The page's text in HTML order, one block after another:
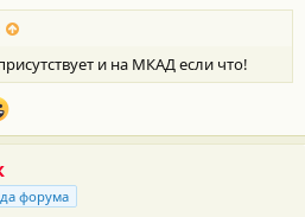
и на МКАД если что!
форума